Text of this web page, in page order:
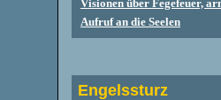
Visionen über Fegefeuer,
Aufruf an die Seelen
Engelssturz